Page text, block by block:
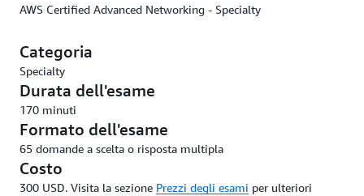
AWS Certified Advanced Networking - Specialty
Categoria
Specialty
Durata dell'esame
170 minuti
Formato dell'esame
65 domande a scelta o risposta multipla
Costo
300 USD. Visita la sezione Prezzi degli esami per ulteriori